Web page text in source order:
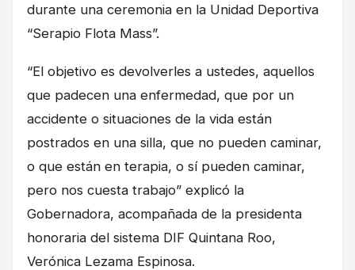
durante una ceremonia en la Unidad Deportiva
“Serapio Flota Mass”.
“El objetivo es devolverles a ustedes, aquellos
que padecen una enfermedad, que por un
accidente o situaciones de la vida están
postrados en una silla, que no pueden caminar,
o que están en terapia, o sí pueden caminar,
pero nos cuesta trabajo” explicó la
Gobernadora, acompañada de la presidenta
honoraria del sistema DIF Quintana Roo,
Verónica Lezama Espinosa.